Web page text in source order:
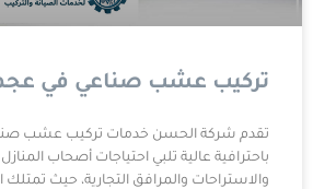
تركيب عشب صناعي في
تقدم شركة الحسن خدمات تركيب عشب
باحترافية عالية تلبي احتياجات أصحاب
والاستراحات والمرافق التجارية، حيث